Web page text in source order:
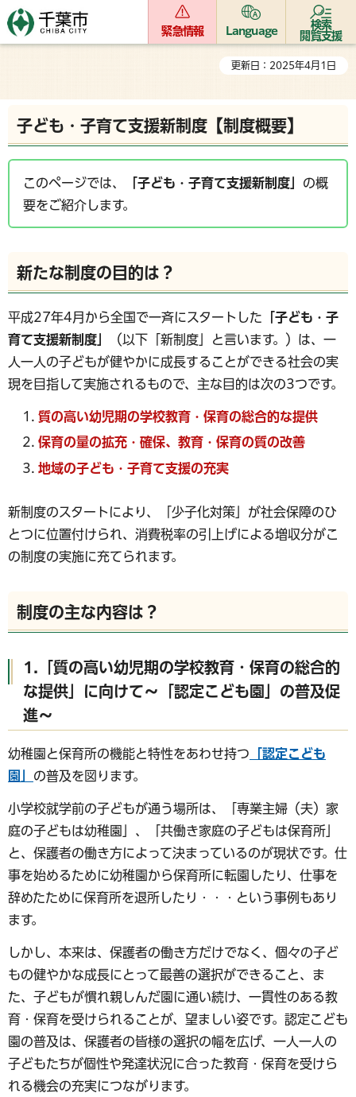
緊急情報 Language
検索
閲覧支援
更新日：2025年4月1日
子ども・子育て支援新制度【制度概要】
このページでは、 「子ども・子育て支援新制度」 の概
要をご紹介します。
新たな制度の目的は？
平成27年4月から全国で一斉にスタートした 「子ども・子
育て支援新制度」
（以下「新制度」と言います。）は、一
人一人の子どもが健やかに成長することができる社会の実
現を目指して実施されるもので、主な目的は次の3つです。
質の高い幼児期の学校教育・保育の総合的な提供
保育の量の拡充・確保、教育・保育の質の改善
地域の子ども・子育て支援の充実
新制度のスタートにより、「少子化対策」が社会保障のひ
とつに位置付けられ、消費税率の引上げによる増収分がこ
の制度の実施に充てられます。
制度の主な内容は？
1.「質の高い幼児期の学校教育・保育の総合的
な提供」に向けて～「認定こども園」の普及促
進～
幼稚園と保育所の機能と特性をあわせ持つ 「認定こども
園」 の普及を図ります。
小学校就学前の子どもが通う場所は、「専業主婦（夫）家
庭の子どもは幼稚園」、「共働き家庭の子どもは保育所」
と、保護者の働き方によって決まっているのが現状です。仕
事を始めるために幼稚園から保育所に転園したり、仕事を
辞めたために保育所を退所したり・・・という事例もあり
ます。
しかし、本来は、保護者の働き方だけでなく、個々の子ど
もの健やかな成長にとって最善の選択ができること、ま
た、子どもが慣れ親しんだ園に通い続け、一貫性のある教
育・保育を受けられることが、望ましい姿です。認定こども
園の普及は、保護者の皆様の選択の幅を広げ、一人一人の
子どもたちが個性や発達状況に合った教育・保育を受けら
れる機会の充実につながります。